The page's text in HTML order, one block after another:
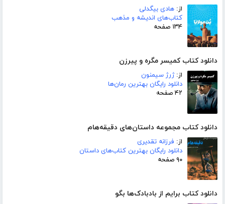
از: هادی بیگدلی
کتاب‌های اندیشه و مذهب
۱۳۴ صفحه
دانلود کتاب کمیسر مگره و پیرزن
از:ژرژ سیمنون
دانلود رایگان بهترین رمان‌ها
۴۲ صفحه
دانلود کتاب مجموعه داستان‌های دقیقه‌هام
از: فرزانه تقدیری
دانلود رایگان بهترین کتاب‌های داستان
۹۰ صفحه
دانلود کتاب برایم از بادبادک‌ها بگو